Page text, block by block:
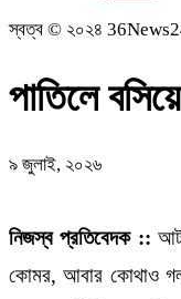
স্বত্ব © ২০২৪
পাতিলে
৯ জুলাই, ২০২৬
নিজস্ব প্রতিবেদক :: আট
কোমর, আবার কোথাও